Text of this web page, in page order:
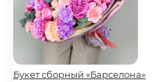
Букет сборный «Барселона»